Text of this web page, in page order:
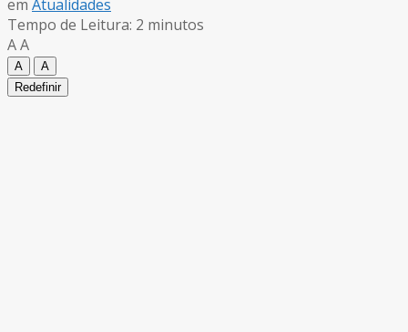
em Atualidades
Tempo de Leitura: 2 minutos
AA
A
A
Redefinir